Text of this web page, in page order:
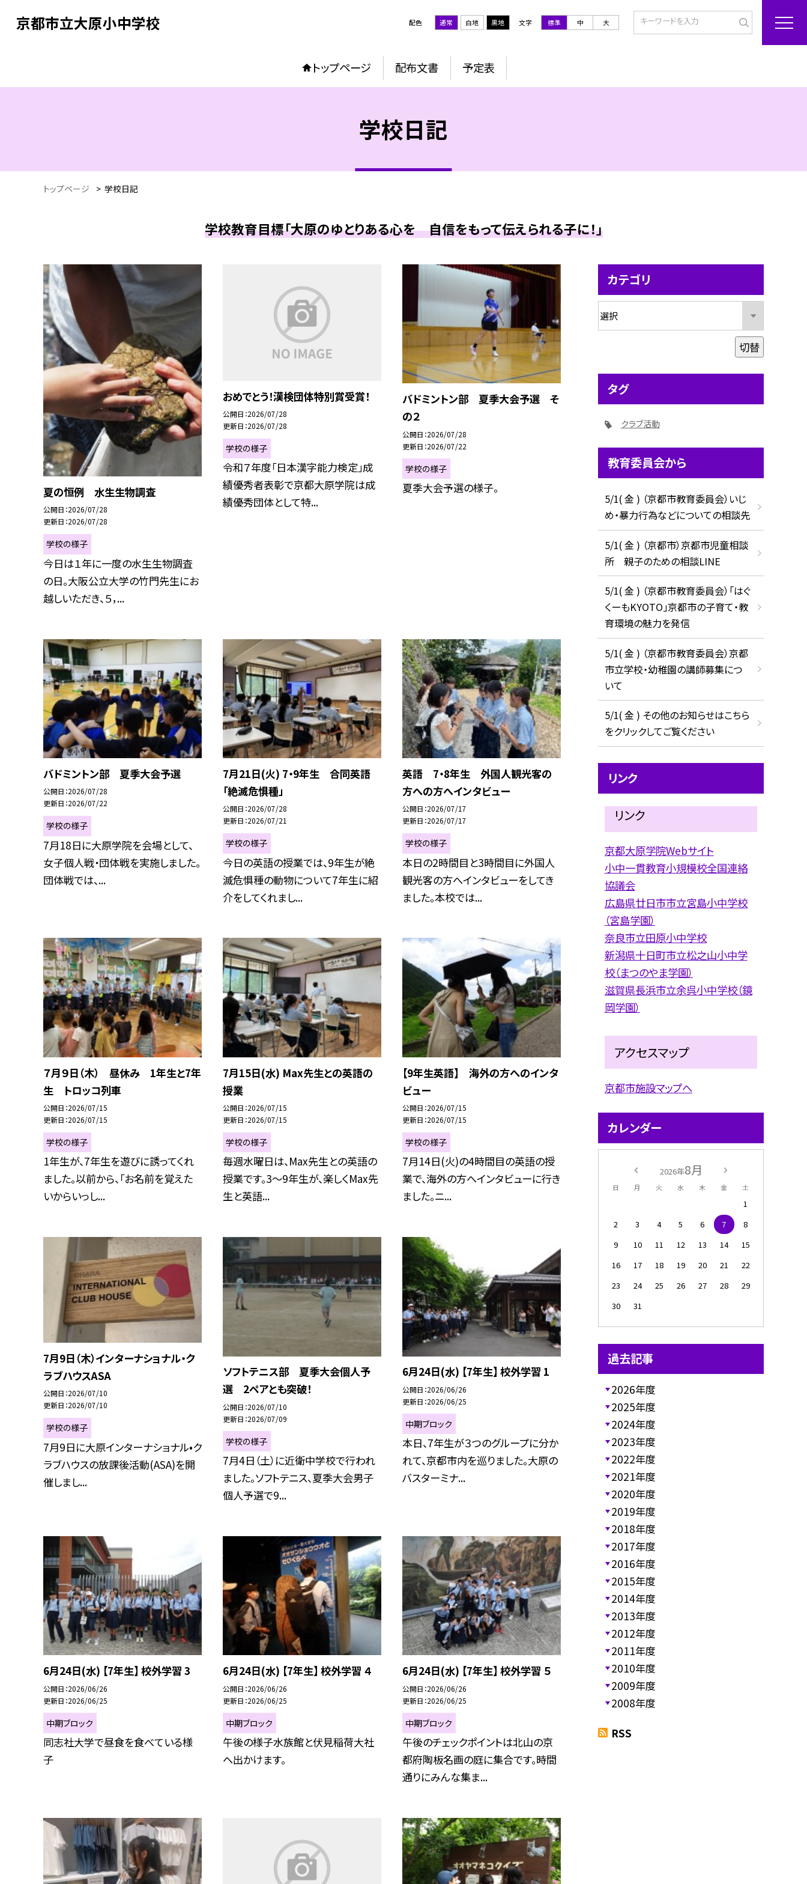
京都市立大原小中学校 配色 通常 白地 黒地 文字 標準 中 大
トップページ 配布文書 予定表
学校日記
トップページ > 学校日記
学校教育目標「大原のゆとりある心を 自信をもって伝えられる子に！」
夏の恒例 水生生物調査
公開日 2026/07/28
更新日 2026/07/28
学校の様子
今日は１年に一度の水生生物調査
の日。大阪公立大学の竹門先生にお
越しいただき、５，...
おめでとう！漢検団体特別賞受賞！
公開日 2026/07/28
更新日 2026/07/28
学校の様子
令和７年度「日本漢字能力検定」成
績優秀者表彰で京都大原学院は成
績優秀団体として特...
バドミントン部 夏季大会予選 そ
の２
公開日 2026/07/28
更新日 2026/07/22
学校の様子
夏季大会予選の様子。
バドミントン部 夏季大会予選
公開日 2026/07/28
更新日 2026/07/22
学校の様子
7月18日に大原学院を会場として、
女子個人戦・団体戦を実施しました。
団体戦では、...
7月21日(火) 7・9年生 合同英語
「絶滅危惧種」
公開日 2026/07/28
更新日 2026/07/21
学校の様子
今日の英語の授業では、9年生が絶
滅危惧種の動物について7年生に紹
介をしてくれまし...
英語 7・8年生 外国人観光客の
方への方へインタビュー
公開日 2026/07/17
更新日 2026/07/17
学校の様子
本日の2時間目と3時間目に外国人
観光客の方へインタビューをしてき
ました。本校では...
７月９日（木） 昼休み 1年生と7年
生 トロッコ列車
公開日 2026/07/15
更新日 2026/07/15
学校の様子
1年生が、7年生を遊びに誘ってくれ
ました。以前から、「お名前を覚えた
いからいっし...
7月15日(水) Max先生との英語の
授業
公開日 2026/07/15
更新日 2026/07/15
学校の様子
毎週水曜日は、Max先生との英語の
授業です。3〜9年生が、楽しくMax先
生と英語...
【9年生英語】 海外の方へのインタ
ビュー
公開日 2026/07/15
更新日 2026/07/15
学校の様子
7月14日(火)の4時間目の英語の授
業で、海外の方へインタビューに行き
ました。ニ...
7月9日（木）インターナショナル・ク
ラブハウスASA
公開日 2026/07/10
更新日 2026/07/10
学校の様子
7月9日に大原インターナショナル•ク
ラブハウスの放課後活動(ASA)を開
催しまし...
ソフトテニス部 夏季大会個人予
選 2ペアとも突破！
公開日 2026/07/10
更新日 2026/07/09
学校の様子
7月4日（土）に近衛中学校で行われ
ました。ソフトテニス、夏季大会男子
個人予選で9...
6月24日(水) 【7年生】 校外学習 1
公開日 2026/06/26
更新日 2026/06/25
中期ブロック
本日、7年生が３つのグループに分か
れて、京都市内を巡りました。大原の
バスターミナ...
6月24日(水) 【7年生】 校外学習 3
公開日 2026/06/26
更新日 2026/06/25
中期ブロック
同志社大学で昼食を食べている様
子
6月24日(水) 【7年生】 校外学習 ４
公開日 2026/06/26
更新日 2026/06/25
中期ブロック
午後の様子水族館と伏見稲荷大社
へ出かけます。
6月24日(水) 【7年生】 校外学習 ５
公開日 2026/06/26
更新日 2026/06/25
中期ブロック
午後のチェックポイントは北山の京
都府陶板名画の庭に集合です。時間
通りにみんな集ま...
カテゴリ
切替
タグ
クラブ活動
教育委員会から
5/1( 金 ) （京都市教育委員会）いじ
め・暴力行為などについての相談先
5/1( 金 ) （京都市）京都市児童相談
所 親子のための相談LINE
5/1( 金 ) （京都市教育委員会）「はぐ
くーもKYOTO」京都市の子育て・教
育環境の魅力を発信
5/1( 金 ) （京都市教育委員会）京都
市立学校・幼稚園の講師募集につ
いて
5/1( 金 ) その他のお知らせはこちら
をクリックしてご覧ください
リンク
リンク
京都大原学院Webサイト
小中一貫教育小規模校全国連絡
協議会
広島県廿日市市立宮島小中学校
（宮島学園）
奈良市立田原小中学校
新潟県十日町市立松之山小中学
校（まつのやま学園）
滋賀県長浜市立余呉小中学校（鏡
岡学園）
アクセスマップ
京都市施設マップへ
カレンダー
2026年8月
日 月 火 水 木 金 土
1
2
3 4 5 6 7
8
9
10 11 12 13 14
15
16
17 18 19 20 21
22
23
24 25 26 27 28
29
30
31
過去記事
2026年度
2025年度
2024年度
2023年度
2022年度
2021年度
2020年度
2019年度
2018年度
2017年度
2016年度
2015年度
2014年度
2013年度
2012年度
2011年度
2010年度
2009年度
2008年度
RSS